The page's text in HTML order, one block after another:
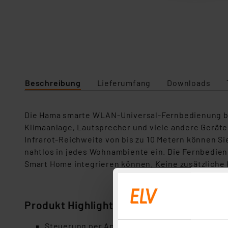
Beschreibung Lieferumfang Downloads
Die Hama smarte WLAN-Universal-
Klimaanlage, Lautsprecher und viele andere
Infrarot-Reichweite von bis zu 10 Metern können
nahtlos in jedes Wohnambiente ein. Die
Smart Home integrieren können. Keine
Produkt Highlights
Steuerung per App und Sprachbefehl